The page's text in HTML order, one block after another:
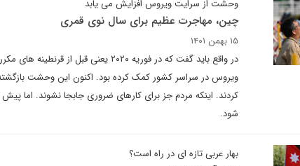
وحشت از سرایت ویروس افزایش می یابد
چین، مهاجرت عظیم برای سال نوی قمری
۱۵ بهمن ۱۴۰۱
در واقع باید گفت که در فوریه ۲۰۲۰
ویروس در سراسر کشور کمک کرده بود. اکنون این وحشت
کردند. اینکه مردم جز برای کارهای ضروری جابجا نشوند. اما
شود.
بهار عربی تازه ای در راه است؟